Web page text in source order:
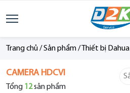
Trang chủ/Sản phẩm/ Thiết bị Dahua
CAMERA HDCVI
Tổng 12sản phẩm